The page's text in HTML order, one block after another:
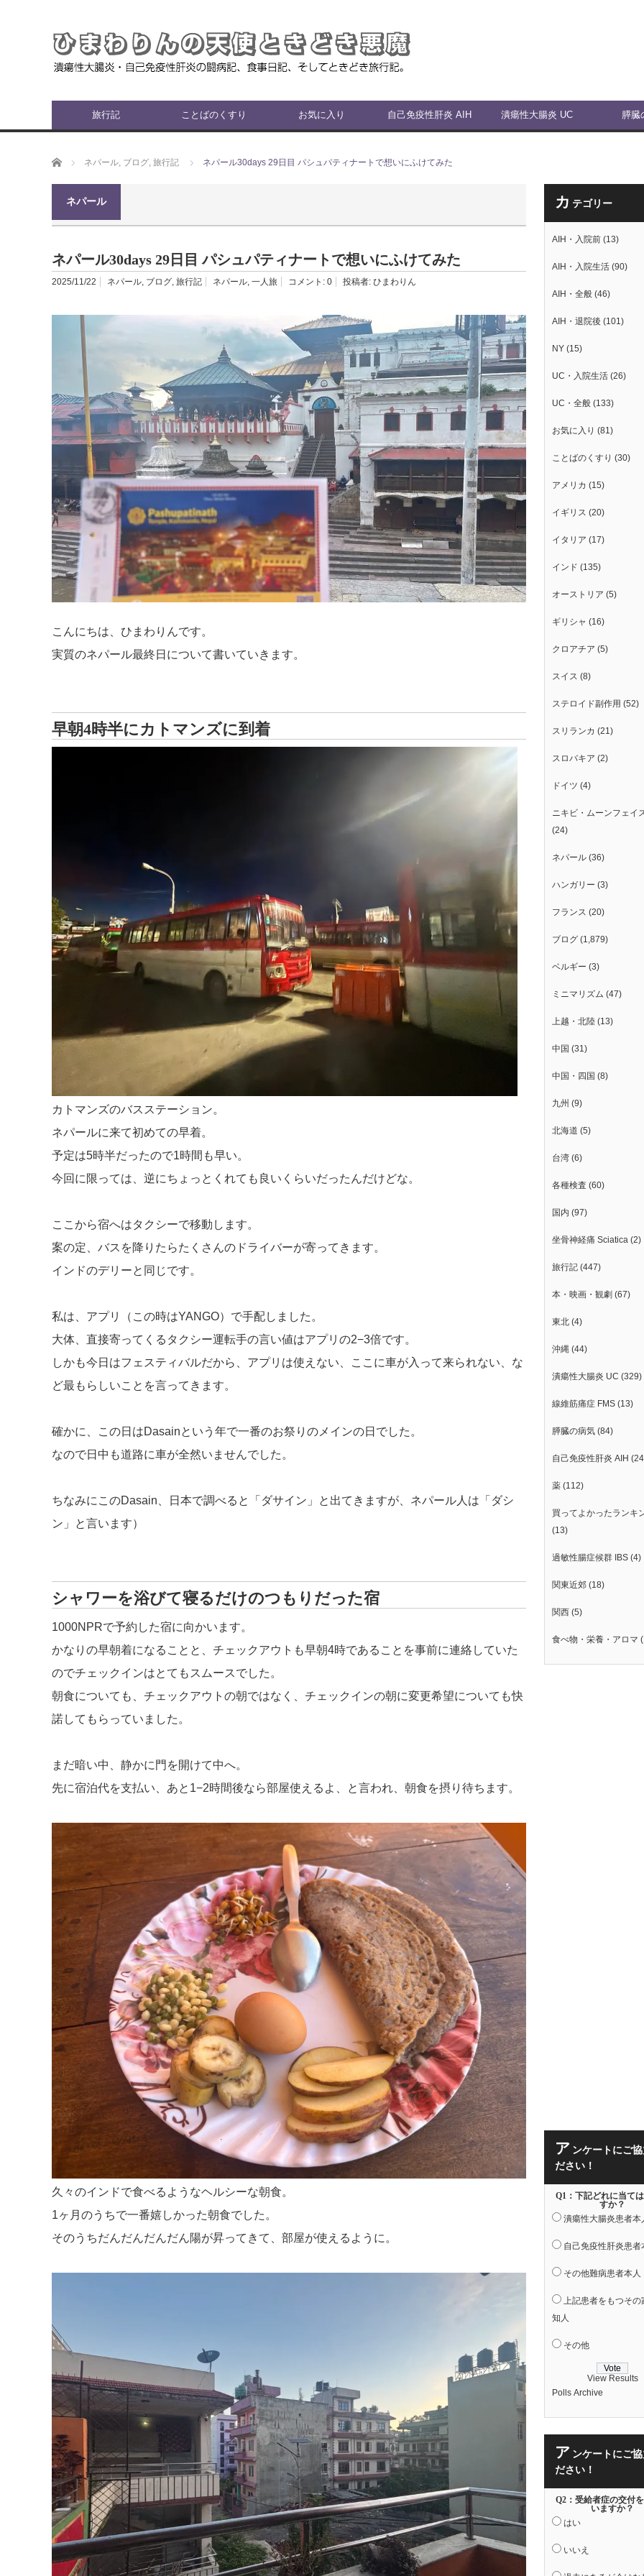
旅行記 ことばのくすり お気に入り 自己免疫性肝炎 AIH 潰瘍性大腸炎 UC 膵臓
ホーム ネパール, ブログ, 旅行記 ネパール30days 29日目 パシュパティナートで想いにふけてみた
ネパール
ネパール30days 29日目 パシュパティナートで想いにふけてみた
2025/11/22 ネパール, ブログ, 旅行記 ネパール, 一人旅 コメント: 0 投稿者: ひまわりん
こんにちは、ひまわりんです。
実質のネパール最終日について書いていきます。
早朝4時半にカトマンズに到着
カトマンズのバスステーション。
ネパールに来て初めての早着。
予定は5時半だったので1時間も早い。
今回に限っては、逆にちょっとくれても良いくらいだったんだけどな。
ここから宿へはタクシーで移動します。
案の定、バスを降りたらたくさんのドライバーが寄ってきます。
インドのデリーと同じです。
私は、アプリ（この時はYANGO）で手配しました。
大体、直接寄ってくるタクシー運転手の言い値はアプリの2−3倍です。
しかも今日はフェスティバルだから、アプリは使えない、ここに車が入って来られない、な
ど最もらしいことを言ってきます。
確かに、この日はDasainという年で一番のお祭りのメインの日でした。
なので日中も道路に車が全然いませんでした。
ちなみにこのDasain、日本で調べると「ダサイン」と出てきますが、ネパール人は「ダシ
ン」と言います）
シャワーを浴びて寝るだけのつもりだった宿
1000NPRで予約した宿に向かいます。
かなりの早朝着になることと、チェックアウトも早朝4時であることを事前に連絡していた
のでチェックインはとてもスムースでした。
朝食についても、チェックアウトの朝ではなく、チェックインの朝に変更希望についても快
諾してもらっていました。
まだ暗い中、静かに門を開けて中へ。
先に宿泊代を支払い、あと1−2時間後なら部屋使えるよ、と言われ、朝食を摂り待ちます。
久々のインドで食べるようなヘルシーな朝食。
1ヶ月のうちで一番嬉しかった朝食でした。
そのうちだんだんだんだん陽が昇ってきて、部屋が使えるように。
カ テゴリー
AIH・入院前 (13)
AIH・入院生活 (90)
AIH・全般 (46)
AIH・退院後 (101)
NY (15)
UC・入院生活 (26)
UC・全般 (133)
お気に入り (81)
ことばのくすり (30)
アメリカ (15)
イギリス (20)
イタリア (17)
インド (135)
オーストリア (5)
ギリシャ (16)
クロアチア (5)
スイス (8)
ステロイド副作用 (52)
スリランカ (21)
スロバキア (2)
ドイツ (4)
ニキビ・ムーンフェイ
(24)
ネパール (36)
ハンガリー (3)
フランス (20)
ブログ (1,879)
ベルギー (3)
ミニマリズム (47)
上越・北陸 (13)
中国 (31)
中国・四国 (8)
九州 (9)
北海道 (5)
台湾 (6)
各種検査 (60)
国内 (97)
坐骨神経痛 Sciatica (2)
旅行記 (447)
本・映画・観劇 (67)
東北 (4)
沖縄 (44)
潰瘍性大腸炎 UC (329)
線維筋痛症 FMS (13)
膵臓の病気 (84)
自己免疫性肝炎 AIH
薬 (112)
買ってよかったランキ
(13)
過敏性腸症候群 IBS (4)
関東近郊 (18)
関西 (5)
食べ物・栄養・アロマ
ア ンケートにご
ださい！
Q1：下記どれに当て
すか？
潰瘍性大腸炎患者本
自己免疫性肝炎患者
その他難病患者本人
上記患者をもつその
知人
その他
View Results
Polls Archive
ア ンケートにご
ださい！
Q2：受給者症の交付
いますか？
はい
いいえ